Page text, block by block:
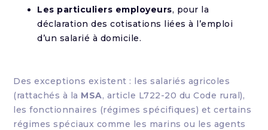
Les particuliers employeurs, pour la
déclaration des cotisations liées à l’emploi
d’un salarié à domicile.
Des exceptions existent : les salariés agricoles
(rattachés à la MSA, article L722-20 du Code rural),
les fonctionnaires (régimes spécifiques) et certains
régimes spéciaux comme les marins ou les agents